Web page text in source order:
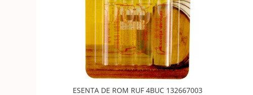
ESENTA DE ROM RUF 4BUC 132667003